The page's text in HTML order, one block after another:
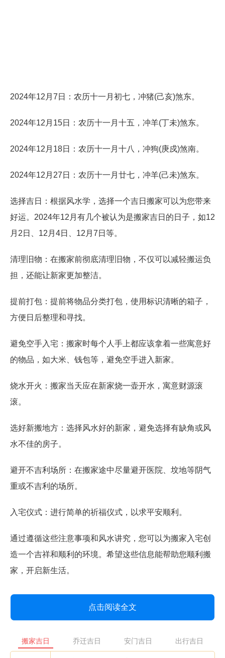
2024年12月7日：农历十一月初七，冲猪(己亥)煞东。
2024年12月15日：农历十一月十五，冲羊(丁未)煞东。
2024年12月18日：农历十一月十八，冲狗(庚戍)煞南。
2024年12月27日：农历十一月廿七，冲羊(己未)煞东。
选择吉日：根据风水学，选择一个吉日搬家可以为您带来
好运。2024年12月有几个被认为是搬家吉日的日子，如12
月2日、12月4日、12月7日等。
清理旧物：在搬家前彻底清理旧物，不仅可以减轻搬运负
担，还能让新家更加整洁。
提前打包：提前将物品分类打包，使用标识清晰的箱子，
方便日后整理和寻找。
避免空手入宅：搬家时每个人手上都应该拿着一些寓意好
的物品，如大米、钱包等，避免空手进入新家。
烧水开火：搬家当天应在新家烧一壶开水，寓意财源滚
滚。
选好新搬地方：选择风水好的新家，避免选择有缺角或风
水不佳的房子。
避开不吉利场所：在搬家途中尽量避开医院、坟地等阴气
重或不吉利的场所。
入宅仪式：进行简单的祈福仪式，以求平安顺利。
通过遵循这些注意事项和风水讲究，您可以为搬家入宅创
造一个吉祥和顺利的环境。希望这些信息能帮助您顺利搬
家，开启新生活。
点击阅读全文
搬家吉日 乔迁吉日 安门吉日 出行吉日